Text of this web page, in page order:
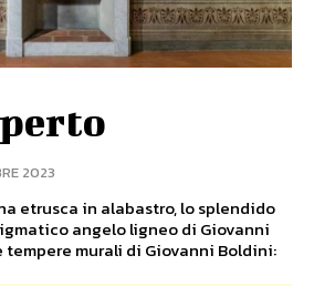
2023
etrusca in alabastro, lo splendido
angelo ligneo di Giovanni
tempere murali di Giovanni Boldini: